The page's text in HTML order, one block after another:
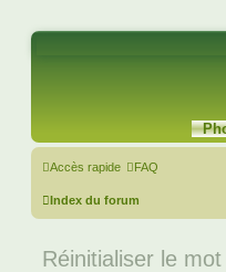
Accès rapide FAQ
Index du forum
Réinitialiser le